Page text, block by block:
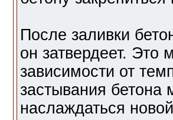
После заливки
он затвердеет. Это
зависимости от
застывания
наслаждаться